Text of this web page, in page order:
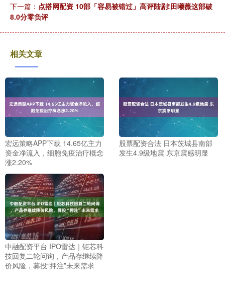
下一篇： 点搭网配资 10部「容易被错过」高评陆剧!田曦薇这部破
8.0分零负评
相关文章
宏远策略APP下载 14.65亿主力
资金净流入，细胞免疫治疗概念
涨2.20%
股票配资合法 日本茨城县南部
发生4.9级地震 东京震感明显
中融配资平台 IPO雷达｜钜芯科
技回复二轮问询，产品存继续降
价风险，募投“押注”未来需求